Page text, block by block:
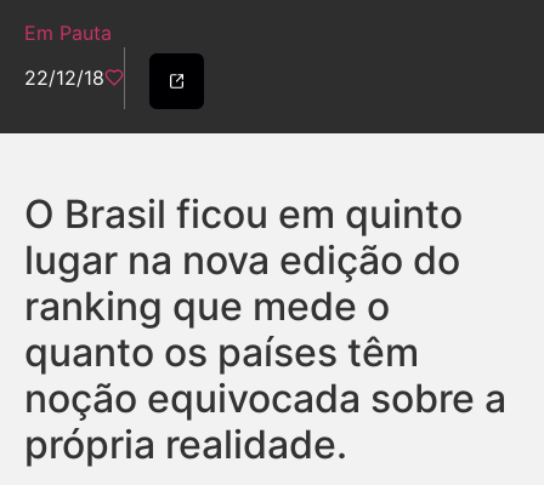
Em Pauta
22/12/18
O Brasil ficou em quinto
lugar na nova edição do
ranking que mede o
quanto os países têm
noção equivocada sobre a
própria realidade.